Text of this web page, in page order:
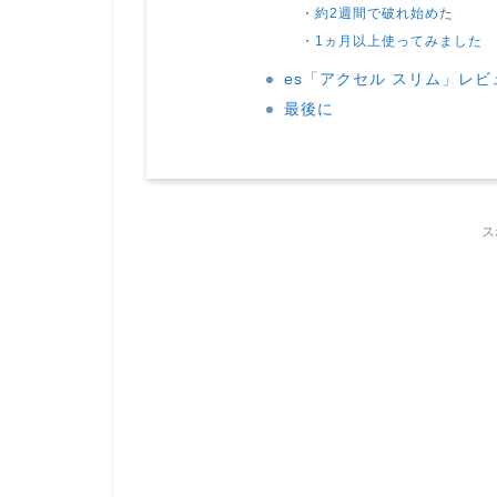
・約2週間で破れ始めた
・1ヵ月以上使ってみました
es「アクセル スリム」レビ
最後に